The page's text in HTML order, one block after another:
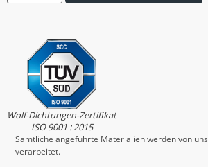
Wolf-Dichtungen-Zertifikat
ISO 9001 : 2015
Sämtliche angeführte Materialien werden von uns
verarbeitet.